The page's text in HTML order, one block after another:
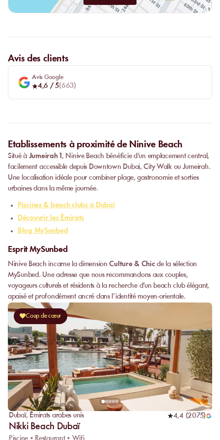
Avis des clients
Avis Google
4,6 / 5(663)
Etablissements à proximité de Ninive Beach
Situé à Jumeirah 1, Ninive Beach bénéficie d’un emplacement central,
facilement accessible depuis Downtown Dubai, City Walk ou Jumeirah.
Une localisation idéale pour combiner plage, gastronomie et sorties
urbaines dans la même journée.
Piscines & beach clubs à Dubaï
Découvrir les Émirats
Blog MySunbed
Esprit MySunbed
Ninive Beach incarne la dimensionCulture & Chic de la sélection
MySunbed. Une adresse que nous recommandons aux couples,
voyageurs culturels et résidents à la recherche d’un beach club élégant,
apaisé et profondément ancré dans l’identité moyen-orientale.
Coup de cœur
Dubaï, Émirats arabes unis 4,4 (2075)
Nikki Beach Dubaï